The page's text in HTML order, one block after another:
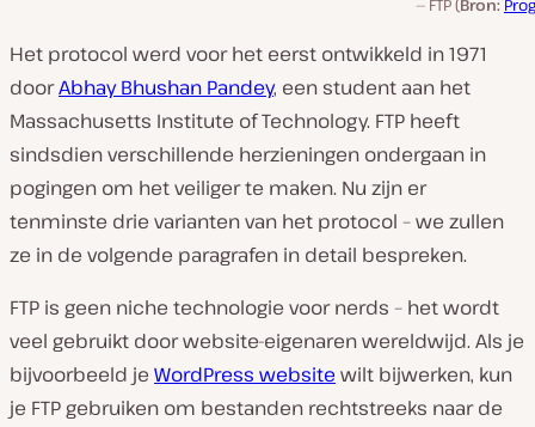
FTP (Bron:
Het protocol werd voor het eerst ontwikkeld in 1971
doorAbhay Bhushan Pandey, een student aan het
Massachusetts Institute of Technology. FTP heeft
sindsdien verschillende herzieningen ondergaan in
pogingen om het veiliger te maken. Nu zijn er
tenminste drie varianten van het protocol – we zullen
ze in de volgende paragrafen in detail bespreken.
FTP is geen niche technologie voor nerds – het wordt
veel gebruikt door website-eigenaren wereldwijd. Als je
bijvoorbeeld je WordPress website wilt bijwerken, kun
je FTP gebruiken om bestanden rechtstreeks naar de